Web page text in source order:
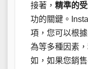
接著， 精準的
功的關鍵。
項，您可以根
為等多種因素
如，如果您銷